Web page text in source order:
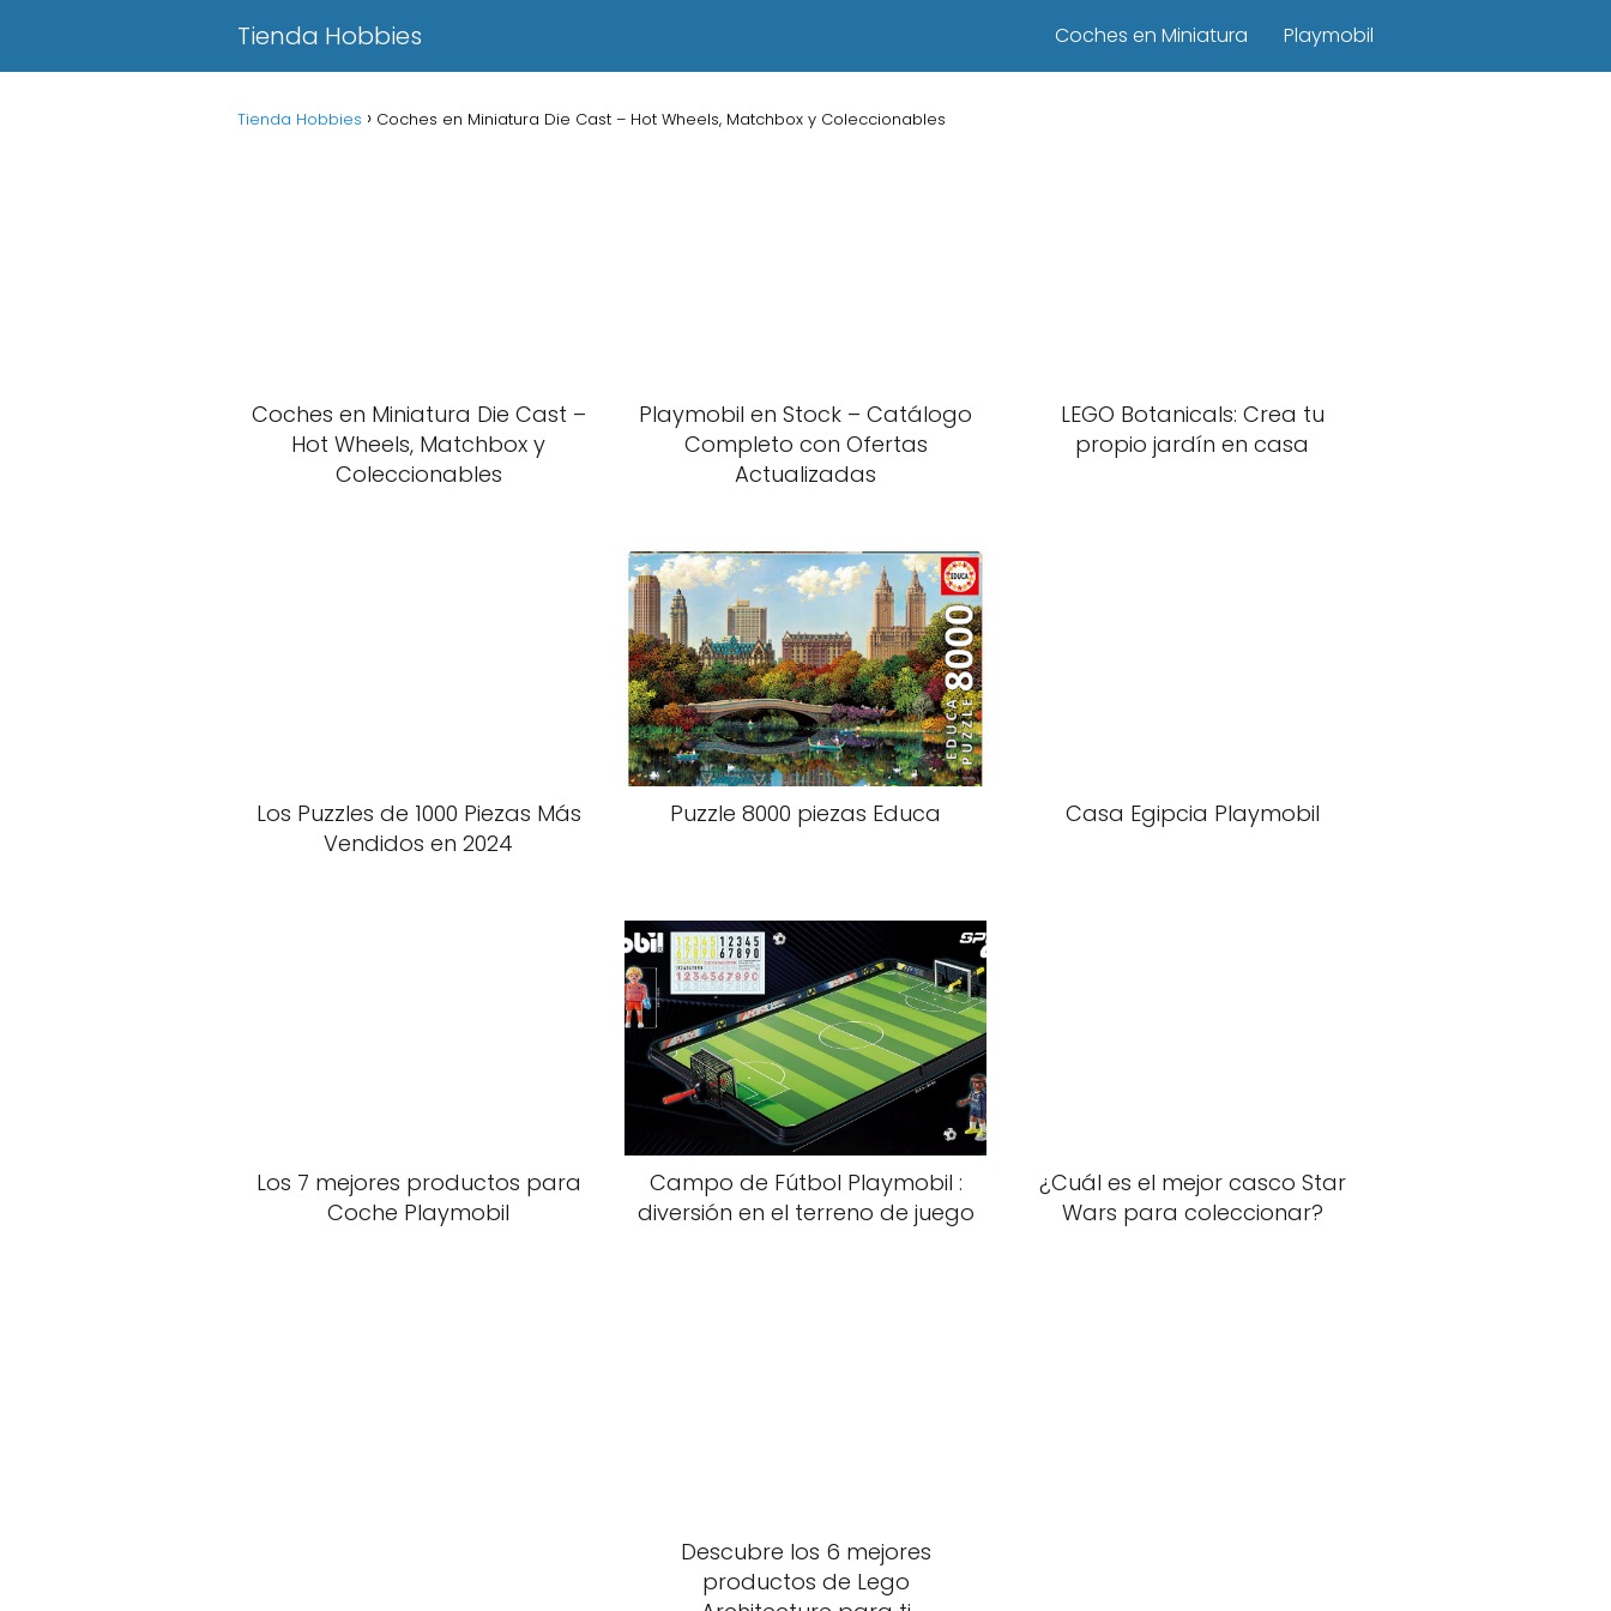
Tienda Hobbies Coches en Miniatura Playmobil
Tienda Hobbies Coches en Miniatura Die Cast – Hot Wheels, Matchbox y Coleccionables
Coches en Miniatura Die Cast –
Hot Wheels, Matchbox y
Coleccionables
Playmobil en Stock – Catálogo
Completo con Ofertas
Actualizadas
LEGO Botanicals: Crea tu
propio jardín en casa
Los Puzzles de 1000 Piezas Más
Vendidos en 2024
Puzzle 8000 piezas Educa Casa Egipcia Playmobil
Los 7 mejores productos para
Coche Playmobil
Campo de Fútbol Playmobil :
diversión en el terreno de juego
¿Cuál es el mejor casco Star
Wars para coleccionar?
Descubre los 6 mejores
productos de Lego